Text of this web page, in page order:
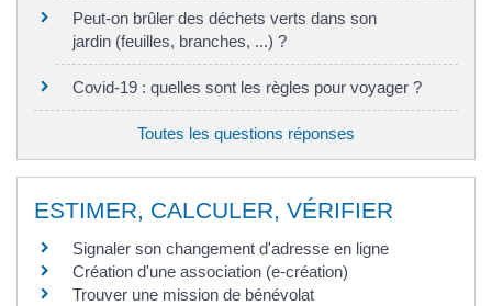
Peut-on brûler des déchets verts dans son
jardin (feuilles, branches, ...) ?
Covid-19 : quelles sont les règles pour voyager ?
Toutes les questions réponses
ESTIMER, CALCULER, VÉRIFIER
Signaler son changement d'adresse en ligne
Création d'une association (e-création)
Trouver une mission de bénévolat